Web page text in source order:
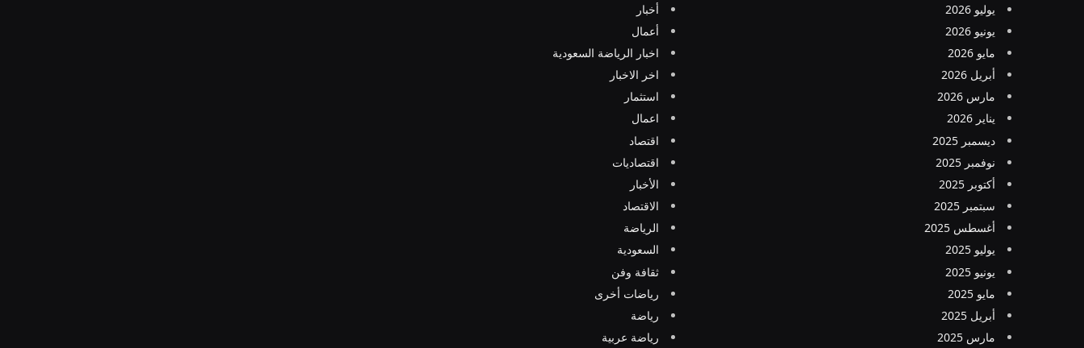
يوليو 2026
يونيو 2026
مايو 2026
أبريل 2026
مارس 2026
يناير 2026
ديسمبر 2025
نوفمبر 2025
أكتوبر 2025
سبتمبر 2025
أغسطس 2025
يوليو 2025
يونيو 2025
مايو 2025
أبريل 2025
مارس 2025
أخبار
أعمال
اخبار الرياضة السعودية
اخر الاخبار
استثمار
اعمال
اقتصاد
اقتصاديات
الأخبار
الاقتصاد
الرياضة
السعودية
ثقافة وفن
رياضات أخرى
رياضة
رياضة عربية